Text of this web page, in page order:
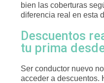
bien las coberturas
diferencia real en esta
Descuentos
tu prima
Ser conductor nuevo
acceder a descuentos.